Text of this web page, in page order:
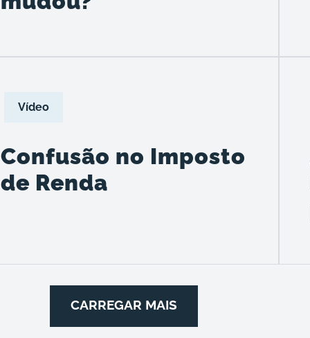
Vídeo
Confusão no Imposto
de Renda
CARREGAR MAIS